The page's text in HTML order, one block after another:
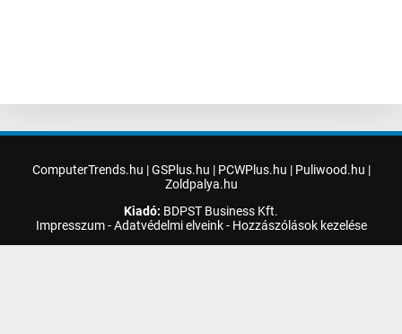
ComputerTrends.hu |GSPlus.hu | PCWPlus.hu | Puliwood.hu |
Zoldpalya.hu
Kiadó: BDPST Business Kft.
Impresszum-Adatvédelmi elveink- Hozzászólások kezelése